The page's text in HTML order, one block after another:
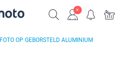
FOTO OP GEBORSTELD ALUMINIUM